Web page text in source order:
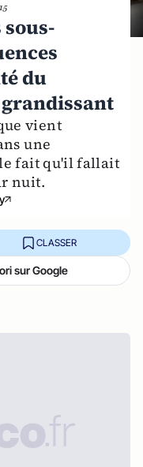
du
vient
une
fait qu'il fallait
nuit.
CLASSER
sur Google